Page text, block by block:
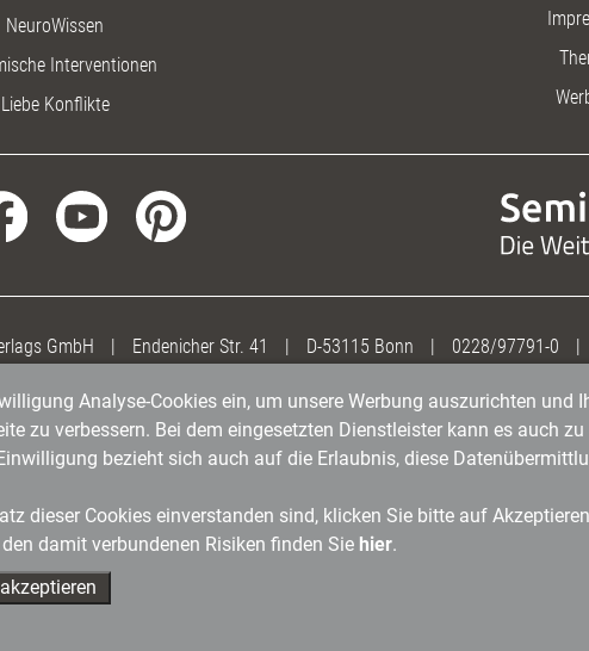
NeuroWissen
Interventionen
Liebe Konflikte
GmbH | Endenicher Str. 41 | D-53115 Bonn | 0228/97791-0 |
Analyse-Cookies ein, um unsere Werbung auszurichten und
zu verbessern. Bei dem eingesetzten Dienstleister kann es auch
bezieht sich auch auf die Erlaubnis, diese
dieser Cookies einverstanden sind, klicken Sie bitte auf
damit verbundenen Risiken finden Sie hier.